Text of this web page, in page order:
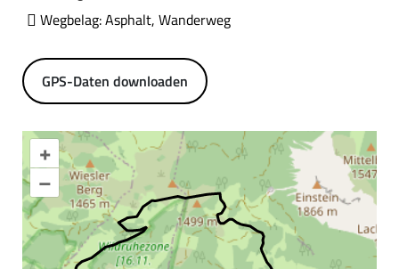
Wegbelag: Asphalt, Wanderweg
GPS-Daten downloaden
+
–